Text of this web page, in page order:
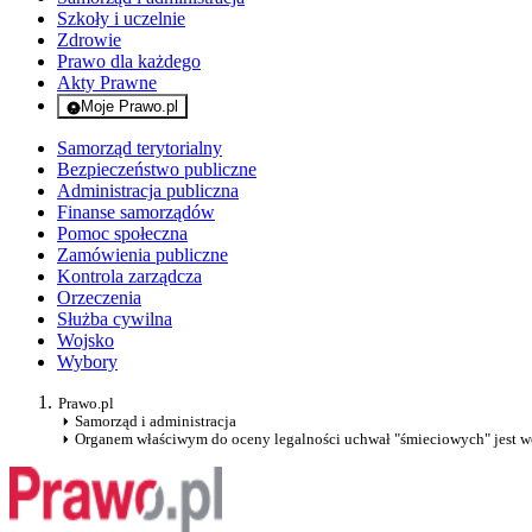
Szkoły i uczelnie
Zdrowie
Prawo dla każdego
Akty Prawne
Moje Prawo.pl
- rejestracja i logowanie do serwisu
Samorząd terytorialny
Bezpieczeństwo publiczne
Administracja publiczna
Finanse samorządów
Pomoc społeczna
Zamówienia publiczne
Kontrola zarządcza
Orzeczenia
Służba cywilna
Wojsko
Wybory
Prawo.pl
Samorząd i administracja
Organem właściwym do oceny legalności uchwał "śmieciowych" jest